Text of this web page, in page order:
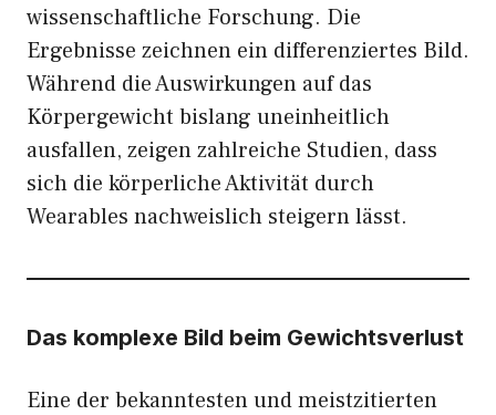
wissenschaftliche Forschung. Die
Ergebnisse zeichnen ein differenziertes Bild.
Während die Auswirkungen auf das
Körpergewicht bislang uneinheitlich
ausfallen, zeigen zahlreiche Studien, dass
sich die körperliche Aktivität durch
Wearables nachweislich steigern lässt.
Das komplexe Bild beim Gewichtsverlust
Eine der bekanntesten und meistzitierten